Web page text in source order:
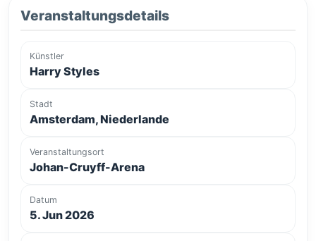
Veranstaltungsdetails
Künstler
Harry Styles
Stadt
Amsterdam, Niederlande
Veranstaltungsort
Johan-Cruyff-Arena
Datum
5. Jun 2026